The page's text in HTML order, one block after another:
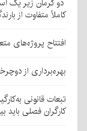
کاملاً متفاوت از
افتتاح پروژه‌های متعدد
بهره‌برداری از
تبعات قانونی
کارگران فصلی باید